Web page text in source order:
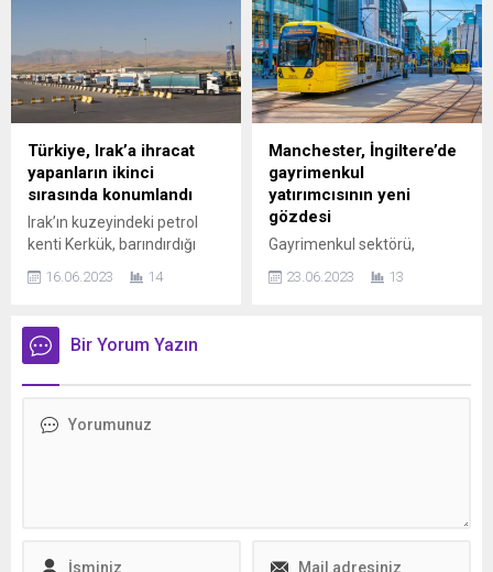
anlaşması
gerçekleştiren Cvsair, daha
önce aynı holding
ile Katar’da da birliktelik
sağlamıştı. Yurtdışı
faaliyetlerini her geçen yıl
artıran Cvsair, Bahreyn
Havalimanı’ndaki “Cargo
Express Village” projesi gibi
son yılların en prestijli
taçlandırdı. Cvsair
Uluslararası Dış Ticaret
Direktörü Cihan Coşkun,
doğurganlık tedavisi
skandallarını yeniden
gündeme taşıdı. Olayın
merkezinde, Arnhem
kentinde bulunan Rijnstate
Hospital’da görev yapmış bir
jinekolog yer alıyor. HABER
SEVGİ YILDIZ İddialara göre
söz konusu doktor, yıllar
önce yürüttüğü yapay
döllenme (IVF) tedavileri
sırasında bazı hastalarda
donör yerine...
Türkiye, Irak’a ihracat
yapanların ikinci
sırasında konumlandı
Irak’ın kuzeyindeki petrol
kenti Kerkük, barındırdığı
radarına girdi. Globaldeki
yapması için hem
geleneksel hem de daimi
Mohammed OMAR, Türk
16.06.2023 14
Manchester, İngiltere’de
gayrimenkul
yatırımcısının yeni
gözdesi
Gayrimenkul sektörü,
kazançlı ve güvenli liman
23.06.2023 13
Bir Yorum Yazın